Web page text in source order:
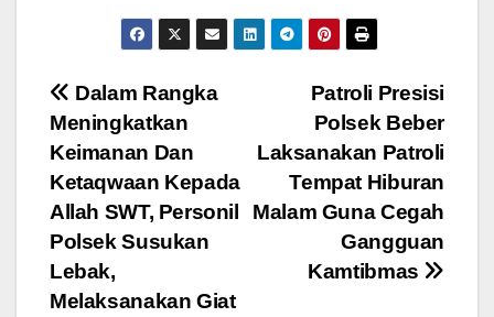
Navigasi
pos
Patroli Presisi
Polsek Beber
Laksanakan Patroli
Tempat Hiburan
Malam Guna Cegah
Gangguan
Kamtibmas
Dalam Rangka
Meningkatkan
Keimanan Dan
Ketaqwaan Kepada
Allah SWT, Personil
Polsek Susukan
Lebak,
Melaksanakan Giat